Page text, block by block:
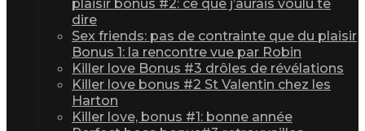
plaisir bonus #2: ce que j’aurais voulu te
dire
Sex friends: pas de contrainte que du plaisir
Bonus 1: la rencontre vue par Robin
Killer love Bonus #3 drôles de révélations
Killer love bonus #2 St Valentin chez les
Harton
Killer love, bonus #1: bonne année